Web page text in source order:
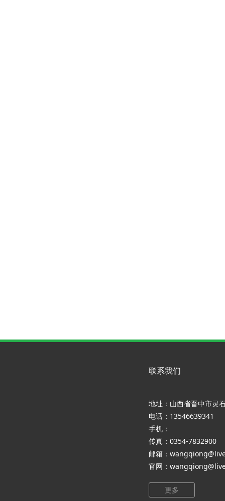
联系我们
地址：山西省晋中市灵
电话：13546639341
手机：
传真：0354-7832900
邮箱：
官网：
更多